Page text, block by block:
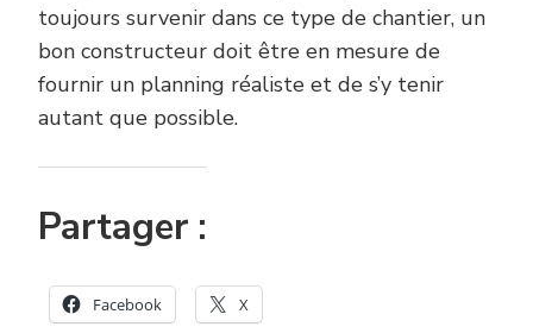
toujours survenir dans ce type de chantier, un
bon constructeur doit être en mesure de
fournir un planning réaliste et de s’y tenir
autant que possible.
Partager :
Facebook X